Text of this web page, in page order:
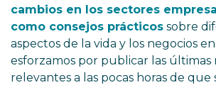
cambios en los sectores
como consejos prácticos sobre
aspectos de la vida y los negocios
esforzamos por publicar las últimas
relevantes a las pocas horas de que